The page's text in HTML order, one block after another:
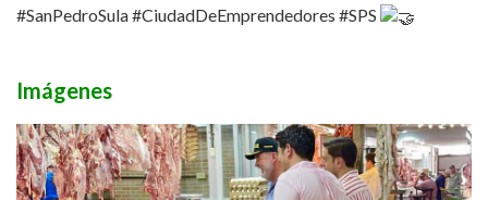
#SanPedroSula#CiudadDeEmprendedores #SPS
Imágenes